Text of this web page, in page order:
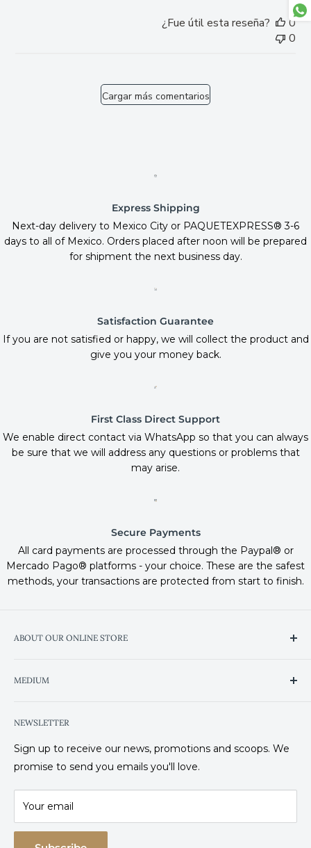
¿Fue útil esta reseña?
0
0
Cargar más comentarios
Express Shipping
Next-day delivery to Mexico City or PAQUETEXPRESS® 3-6
days to all of Mexico. Orders placed after noon will be prepared
for shipment the next business day.
Satisfaction Guarantee
If you are not satisfied or happy, we will collect the product and
give you your money back.
First Class Direct Support
We enable direct contact via WhatsApp so that you can always
be sure that we will address any questions or problems that
may arise.
Secure Payments
All card payments are processed through the Paypal® or
Mercado Pago® platforms - your choice. These are the safest
methods, your transactions are protected from start to finish.
ABOUT OUR ONLINE STORE
find the products and services you're looking for in the
MEDIUM
Wine Club
Where to find Heaven?
Request your invoice
Contact
Experience Cancellation Policies
NEWSLETTER
Sign up to receive our news, promotions and scoops. We
promise to send you emails you'll love.
Your email